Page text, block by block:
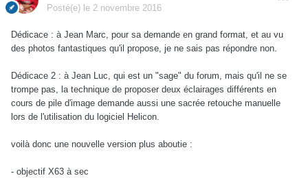
Posté(e) le 2 novembre 2016
Dédicace : à Jean Marc, pour sa demande en grand format, et au vu
des photos fantastiques qu'il propose, je ne sais pas répondre non.
Dédicace 2 : à Jean Luc, qui est un "sage" du forum, mais qu'il ne se
trompe pas, la technique de proposer deux éclairages différents en
cours de pile d'image demande aussi une sacrée retouche manuelle
lors de l'utilisation du logiciel Helicon.
voilà donc une nouvelle version plus aboutie :
- objectif X63 à sec